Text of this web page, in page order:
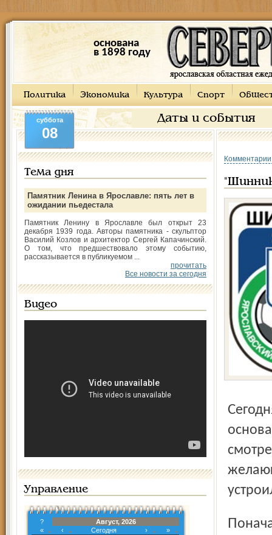
основана
в 1898 году
Политика Экономика Культура Спорт
Даты и события
суббота
08
Тема дня
Памятник Ленина в Ярославле: пять лет в
ожидании пьедестала
Памятник Ленину в Ярославле был открыт 23
декабря 1939 года. Авторы памятника - скульптор
Василий Козлов и архитектор Сергей Капачинский.
О том, что предшествовало этому событию,
рассказывается в публикуемом ...
прочитать
Все новости за сегодня
Видео
Управление
?
Август, 2026
«
‹ Сегодня ›
»
Сегодня в Ярославле отмечали юбилей "Шинника" - 55 лет
Поначалу игра тоже была вполне праздничной: на 8-й